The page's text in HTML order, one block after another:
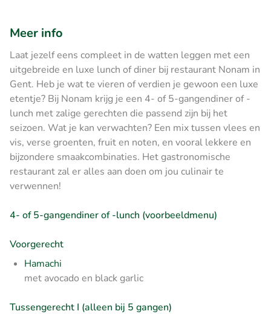
Meer info
Laat jezelf eens compleet in de watten leggen met een
uitgebreide en luxe lunch of diner bij restaurant Nonam in
Gent. Heb je wat te vieren of verdien je gewoon een luxe
etentje? Bij Nonam krijg je een 4- of 5-gangendiner of -
lunch met zalige gerechten die passend zijn bij het
seizoen. Wat je kan verwachten? Een mix tussen vlees en
vis, verse groenten, fruit en noten, en vooral lekkere en
bijzondere smaakcombinaties. Het gastronomische
restaurant zal er alles aan doen om jou culinair te
verwennen!
4- of 5-gangendiner of -lunch (voorbeeldmenu)
Voorgerecht
Hamachi
met avocado en black garlic
Tussengerecht I (alleen bij 5 gangen)